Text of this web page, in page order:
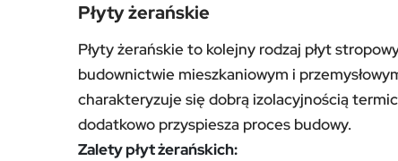
Płyty żerańskie
Płyty żerańskie to kolejny rodzaj płyt
budownictwie mieszkaniowym i
charakteryzuje się dobrą izolacyjnością
dodatkowo przyspiesza proces budowy.
Zalety płyt żerańskich: